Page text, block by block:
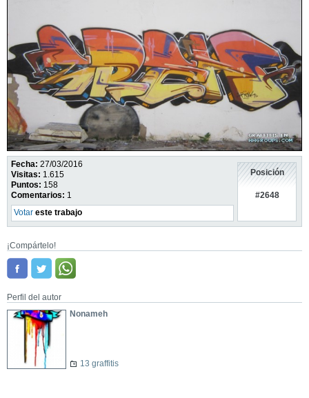
Fecha: 27/03/2016
Visitas: 1.615
Puntos: 158
Comentarios: 1
Votar este trabajo
Posición
#2648
¡Compártelo!
Perfil del autor
Nonameh
13 graffitis